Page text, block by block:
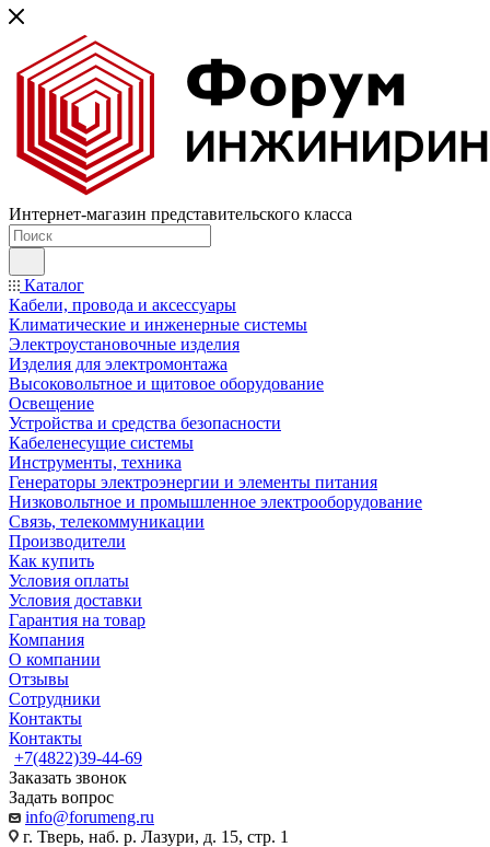
Интернет-магазин представительского класса
Каталог
Кабели, провода и аксессуары
Климатические и инженерные системы
Электроустановочные изделия
Изделия для электромонтажа
Высоковольтное и щитовое оборудование
Освещение
Устройства и средства безопасности
Кабеленесущие системы
Инструменты, техника
Генераторы электроэнергии и элементы питания
Низковольтное и промышленное электрооборудование
Связь, телекоммуникации
Производители
Как купить
Условия оплаты
Условия доставки
Гарантия на товар
Компания
О компании
Отзывы
Сотрудники
Контакты
Контакты
+7(4822)39-44-69
Заказать звонок
Задать вопрос
info@forumeng.ru
г. Тверь, наб. р. Лазури, д. 15, стр. 1